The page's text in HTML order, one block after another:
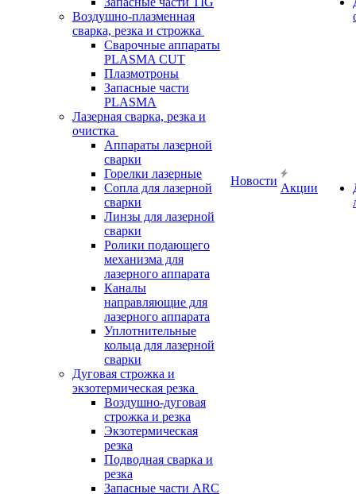
Воздушно-плазменная
сварка, резка и строжка
Сварочные аппараты
PLASMA CUT
Плазмотроны
Запасные части
PLASMA
Лазерная сварка, резка и
очистка
Аппараты лазерной
сварки
Горелки лазерные
Сопла для лазерной
сварки
Линзы для лазерной
сварки
Ролики подающего
механизма для
лазерного аппарата
Каналы
направляющие для
лазерного аппарата
Уплотнительные
кольца для лазерной
сварки
Дуговая строжка и
экзотермическая резка
Воздушно-дуговая
строжка и резка
Экзотермическая
резка
Подводная сварка и
резка
Запасные части ARC
Новости
Акции